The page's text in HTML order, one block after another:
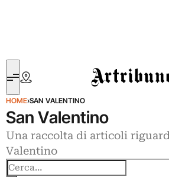
Artribune
HOME›SAN VALENTINO
San Valentino
Una raccolta di articoli
Valentino